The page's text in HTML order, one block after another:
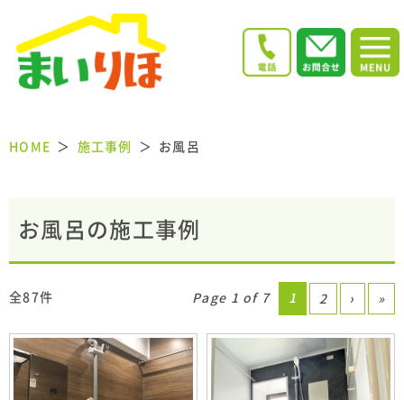
HOME 施工事例 お風呂
お風呂の施工事例
全87件 Page 1 of 7 1 2 › »